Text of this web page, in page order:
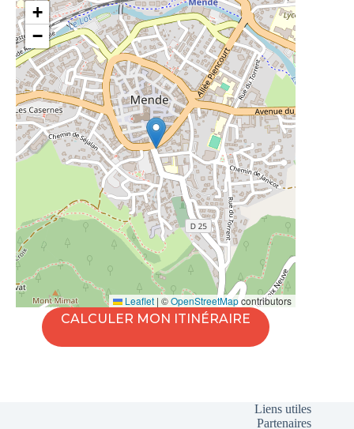
+
−
Leaflet | ©OpenStreetMapcontributors
CALCULER MON ITINÉRAIRE
Liens utiles
Partenaires